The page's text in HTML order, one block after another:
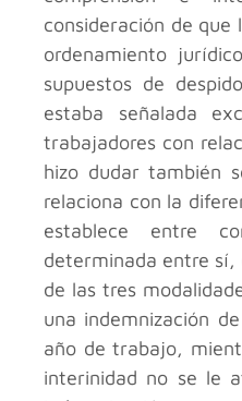
consideración de que
ordenamiento
supuestos de
estaba señalada
trabajadores con
hizo dudar también
relaciona con la
establece entre
determinada entre sí,
de las tres
una indemnización
año de trabajo,
interinidad no se le